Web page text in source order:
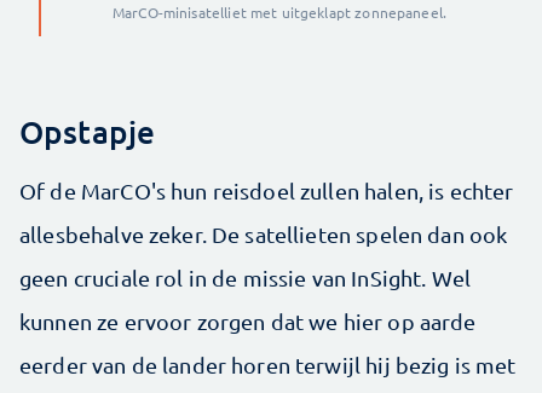
MarCO-minisatelliet met uitgeklapt zonnepaneel.
Opstapje
Of de MarCO's hun reisdoel zullen halen, is echter
allesbehalve zeker. De satellieten spelen dan ook
geen cruciale rol in de missie van InSight. Wel
kunnen ze ervoor zorgen dat we hier op aarde
eerder van de lander horen terwijl hij bezig is met